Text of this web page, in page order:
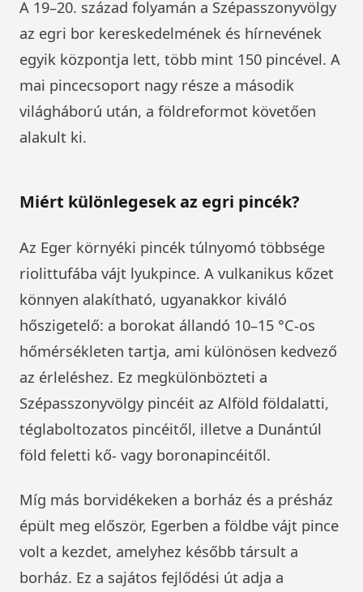
A 19–20. század folyamán a Szépasszonyvölgy
az egri bor kereskedelmének és hírnevének
egyik központja lett, több mint 150 pincével. A
mai pincecsoport nagy része a második
világháború után, a földreformot követően
alakult ki.
Miért különlegesek az egri pincék?
Az Eger környéki pincék túlnyomó többsége
riolittufába vájt lyukpince. A vulkanikus kőzet
könnyen alakítható, ugyanakkor kiváló
hőszigetelő: a borokat állandó 10–15 °C-os
hőmérsékleten tartja, ami különösen kedvező
az érleléshez. Ez megkülönbözteti a
Szépasszonyvölgy pincéit az Alföld földalatti,
téglaboltozatos pincéitől, illetve a Dunántúl
föld feletti kő- vagy boronapincéitől.
Míg más borvidékeken a borház és a présház
épült meg először, Egerben a földbe vájt pince
volt a kezdet, amelyhez később társult a
borház. Ez a sajátos fejlődési út adja a